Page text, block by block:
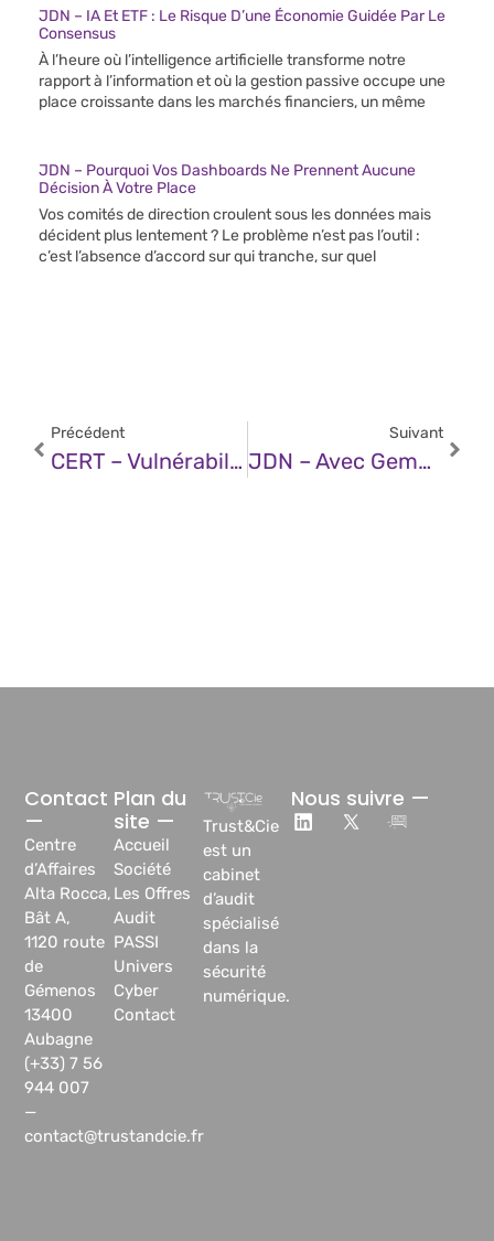
JDN – IA Et ETF : Le Risque D’une Économie Guidée Par Le
Consensus
À l’heure où l’intelligence artificielle transforme notre
rapport à l’information et où la gestion passive occupe une
place croissante dans les marchés financiers, un même
JDN – Pourquoi Vos Dashboards Ne Prennent Aucune
Décision À Votre Place
Vos comités de direction croulent sous les données mais
décident plus lentement ? Le problème n’est pas l’outil :
c’est l’absence d’accord sur qui tranche, sur quel
Précédent
CERT – Vulnérabilité Dans Grafana (22 Mai 2025)
Suivant
JDN – Avec Gemma 3n, Google Miniaturise L’intelligence Artificielle De Pointe
Trust&Cie
est un
cabinet
d’audit
spécialisé
dans la
sécurité
numérique.
Plan du
site —
Accueil
Société
Les Offres
Audit
PASSI
Univers
Cyber
Contact
Contact
—
Centre
d’Affaires
Alta Rocca,
Bât A,
1120 route
de
Gémenos
13400
Aubagne
(+33) 7 56
944 007
—
contact@trustandcie.fr
Nous suivre —